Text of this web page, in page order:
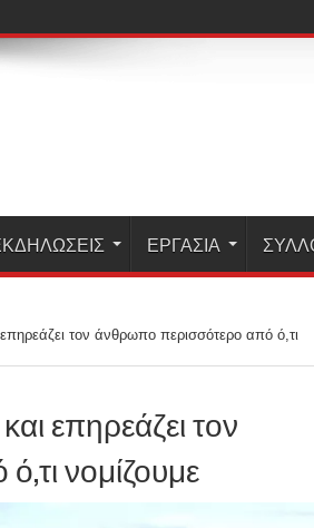
ΕΡΓΑΣΊΑ
επηρεάζει τον άνθρωπο περισσότερο από ό,τι
επηρεάζει τον
νομίζουμε